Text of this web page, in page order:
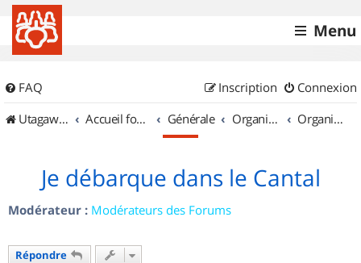
Menu
FAQ Connexion
Inscription
UtagawaVTT (Randos VTT et VTTAE avec traces GPS)
Accueil forum Générale Organisation de sorties & Recherche de partenaires Organisation de sorties en région Auvergne
Je débarque dans le Cantal
Modérateur : Modérateurs des Forums
Répondre